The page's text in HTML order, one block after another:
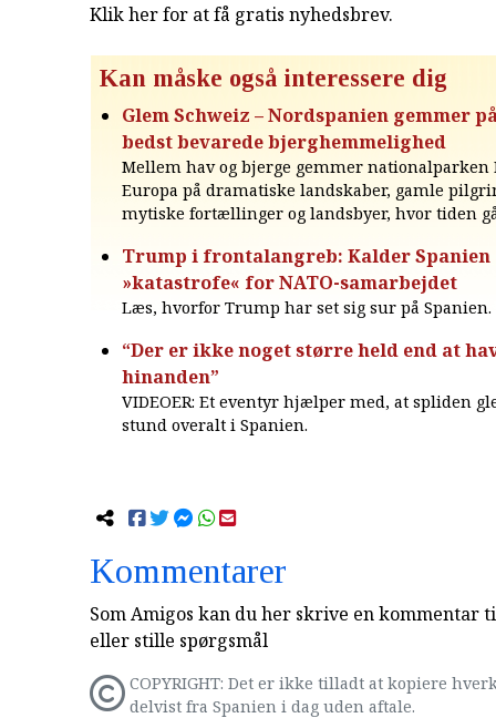
Klik her for at få gratis nyhedsbrev.
Kan måske også interessere dig
Glem Schweiz – Nordspanien gemmer
bedst bevarede bjerghemmelighed
Mellem hav og bjerge gemmer nationalparken
Europa på dramatiske landskaber, gamle
mytiske fortællinger og landsbyer, hvor tiden
Trump i frontalangreb: Kalder Spanien
»katastrofe« for NATO-samarbejdet
Læs, hvorfor Trump har set sig sur på Spanien.
“Der er ikke noget større held end at
hinanden”
VIDEOER: Et eventyr hjælper med, at spliden
stund overalt i Spanien.
Kommentarer
Som Amigos kan du her skrive en kommentar
eller stille spørgsmål
COPYRIGHT: Det er ikke tilladt at kopiere
delvist fra Spanien i dag uden aftale.